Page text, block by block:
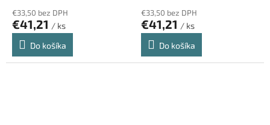
€33,50 bez DPH
€41,21 / ks
Do košíka
€33,50 bez DPH
€41,21 / ks
Do košíka